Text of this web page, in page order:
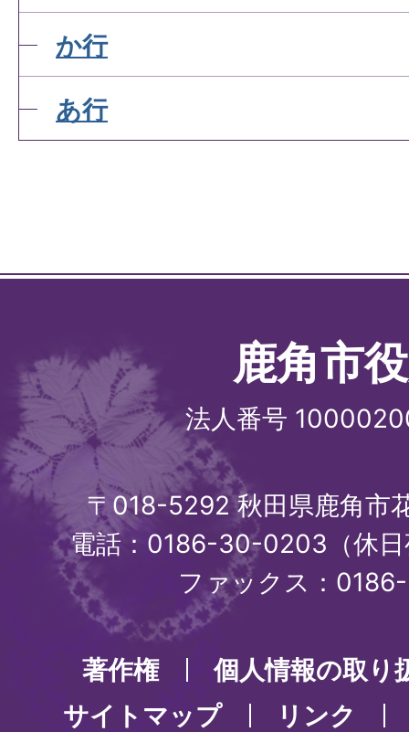
か行
あ行
鹿角市
法人番号
〒018-5292 秋田県鹿角市
電話：0186-30-0203（休
ファックス：
著作権
個人情報の取り
サイトマップ
リンク